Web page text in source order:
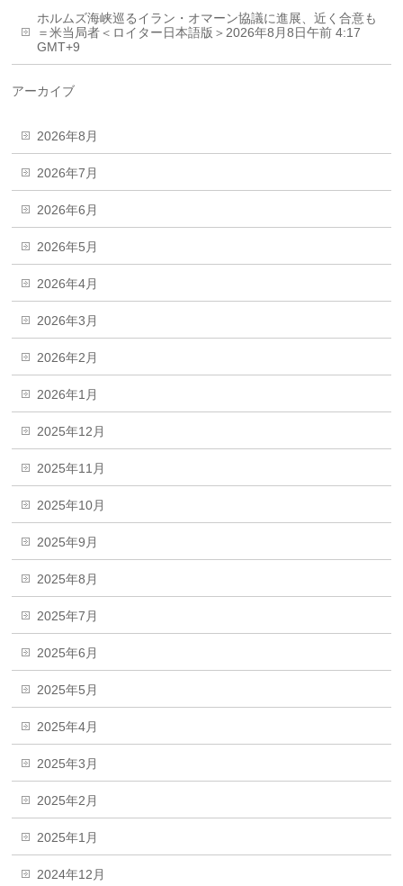
ホルムズ海峡巡るイラン・オマーン協議に進展、近く合意も
＝米当局者＜ロイター日本語版＞2026年8月8日午前 4:17
GMT+9
アーカイブ
2026年8月
2026年7月
2026年6月
2026年5月
2026年4月
2026年3月
2026年2月
2026年1月
2025年12月
2025年11月
2025年10月
2025年9月
2025年8月
2025年7月
2025年6月
2025年5月
2025年4月
2025年3月
2025年2月
2025年1月
2024年12月